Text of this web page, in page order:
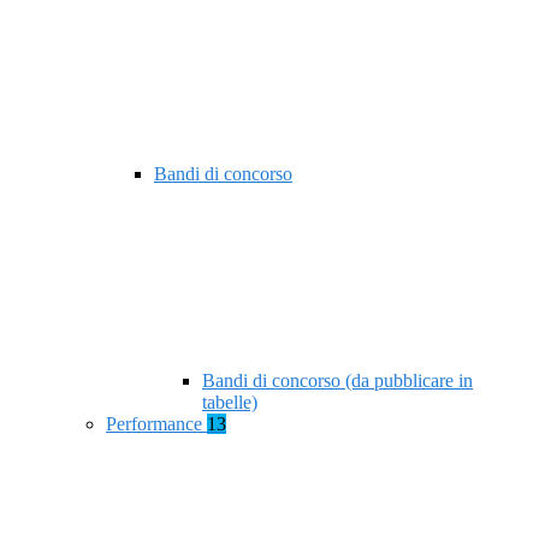
Bandi di concorso
Bandi di concorso (da pubblicare in
tabelle)
Performance 13